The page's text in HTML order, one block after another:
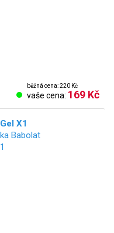
běžná cena: 220 Kč
vaše cena: 169 Kč
X1